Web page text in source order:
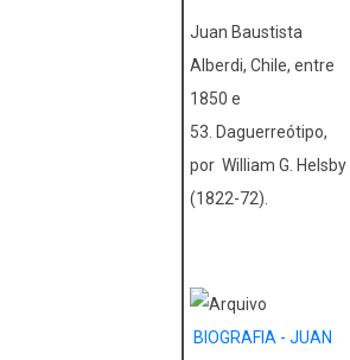
Juan Baustista
Alberdi, Chile, entre
1850 e
53. Daguerreótipo,
por William G. Helsby
(1822-72).
BIOGRAFIA - JUAN